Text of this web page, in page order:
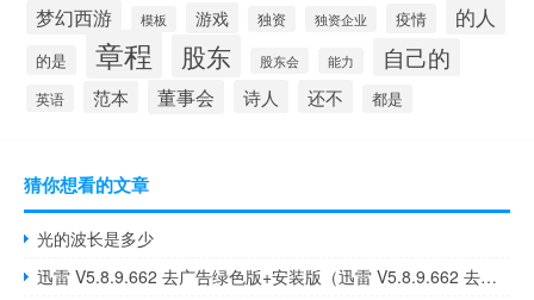
梦幻西游 模板 游戏 独资 独资企业 疫情 的人
的是 章程 股东 股东会 能力 自己的
英语 范本 董事会 诗人 还不 都是
猜你想看的文章
光的波长是多少
迅雷 V5.8.9.662 去广告绿色版+安装版（迅雷 V5.8.9.662 去广告绿色版+安装版功能简介）